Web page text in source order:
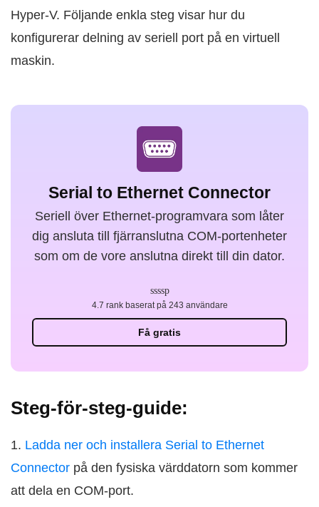
Hyper-V. Följande enkla steg visar hur du
konfigurerar delning av seriell port på en virtuell
maskin.
Serial to Ethernet Connector
Seriell över Ethernet-programvara som låter
dig ansluta till fjärranslutna COM-portenheter
som om de vore anslutna direkt till din dator.
Få gratis
4.7 rank baserat på 243 användare
Steg-för-steg-guide:
1. Ladda ner och installera Serial to Ethernet
Connector på den fysiska värddatorn som kommer
att dela en COM-port.